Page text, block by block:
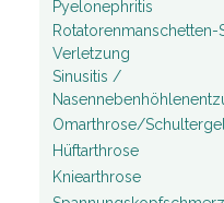
Pyelonephritis
Verletzung
Sinusitis /
Omarthrose/
Hüftarthrose
Kniearthrose